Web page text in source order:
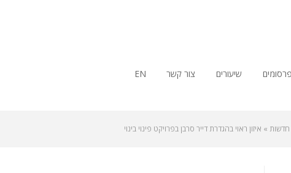
פרסומים שיעורים צור קשר EN
חדשות » איזון ראוי בהגדרת דייר סרבן בפרויקט פינוי בינוי